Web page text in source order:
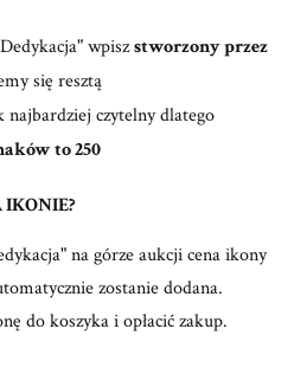
wpiszstworzony przez
się resztą
najbardziej czytelny dlatego
to 250
IKONIE?
na górze aukcji cena ikony
zostanie dodana.
do koszyka i opłacić zakup.